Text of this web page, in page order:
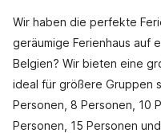
Wir haben die perfekte
geräumige Ferienhaus auf
Belgien? Wir bieten eine
ideal für größere Gruppen
Personen, 8 Personen, 10
Personen, 15 Personen